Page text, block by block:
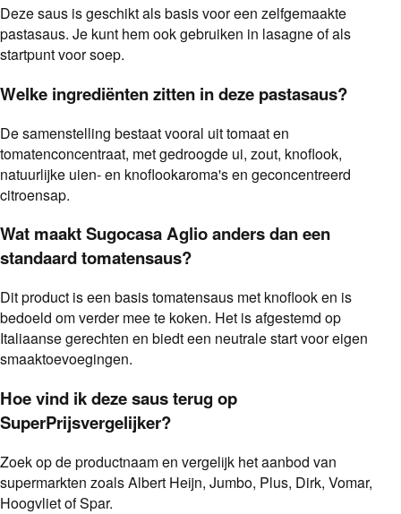
Deze saus is geschikt als basis voor een zelfgemaakte
pastasaus. Je kunt hem ook gebruiken in lasagne of als
startpunt voor soep.
Welke ingrediënten zitten in deze pastasaus?
De samenstelling bestaat vooral uit tomaat en
tomatenconcentraat, met gedroogde ui, zout, knoflook,
natuurlijke uien- en knoflookaroma's en geconcentreerd
citroensap.
Wat maakt Sugocasa Aglio anders dan een
standaard tomatensaus?
Dit product is een basis tomatensaus met knoflook en is
bedoeld om verder mee te koken. Het is afgestemd op
Italiaanse gerechten en biedt een neutrale start voor eigen
smaaktoevoegingen.
Hoe vind ik deze saus terug op
SuperPrijsvergelijker?
Zoek op de productnaam en vergelijk het aanbod van
supermarkten zoals Albert Heijn, Jumbo, Plus, Dirk, Vomar,
Hoogvliet of Spar.